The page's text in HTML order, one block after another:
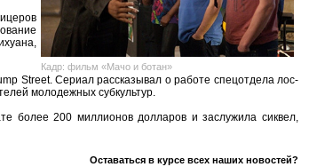
Кадр: фильм «Мачо и ботан»
Street. Сериал рассказывал о работе спецотдела лос-
молодежных субкультур.
более 200 миллионов долларов и заслужила сиквел,
Оставаться в курсе всех наших новостей?